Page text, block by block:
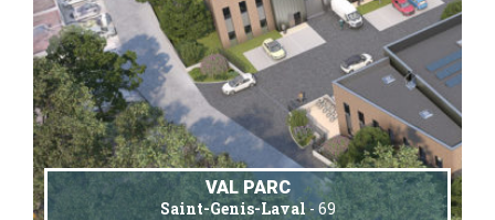
VAL PARC
Saint-Genis-Laval- 69